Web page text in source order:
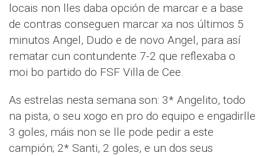
locais non lles daba opción de marcar e a base
de contras conseguen marcar xa nos últimos 5
minutos Angel, Dudo e de novo Angel, para así
rematar cun contundente 7-2 que reflexaba o
moi bo partido do FSF Villa de Cee.
As estrelas nesta semana son: 3* Angelito, todo
na pista, o seu xogo en pro do equipo e engadirlle
3 goles, máis non se lle pode pedir a este
campión; 2* Santi, 2 goles, e un dos seus